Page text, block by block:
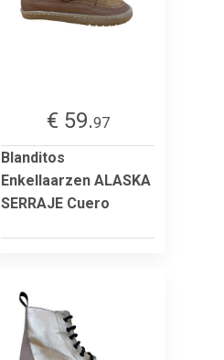
€ 59.97
Blanditos
Enkellaarzen ALASKA
SERRAJE Cuero